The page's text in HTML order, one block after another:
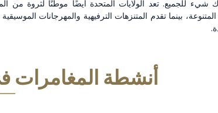
للجميع. تعد الولايات المتحدة أيضًا موطنًا لثروة من
بينما تقدم المتنزهات الترفيهية والمهرجانات
أنشطة المغامرات